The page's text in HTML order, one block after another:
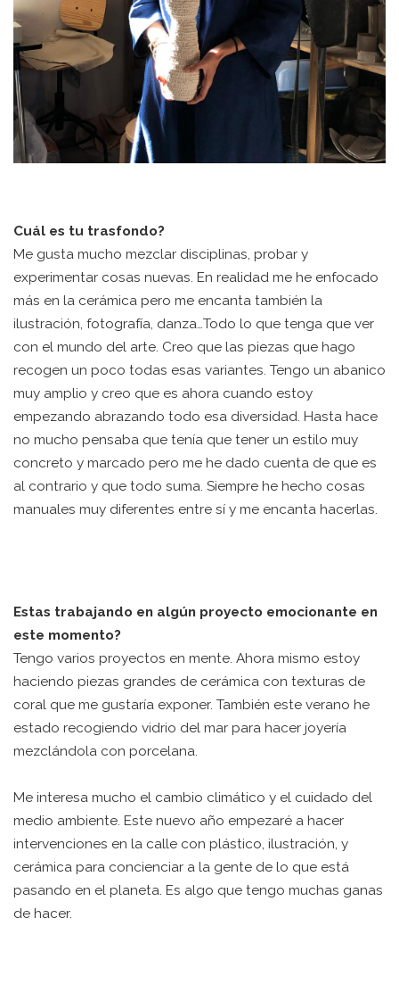
Cuál es tu trasfondo?
Me gusta mucho mezclar disciplinas, probar y
experimentar cosas nuevas. En realidad me he enfocado
más en la cerámica pero me encanta también la
ilustración, fotografía, danza…Todo lo que tenga que ver
con el mundo del arte. Creo que las piezas que hago
recogen un poco todas esas variantes. Tengo un abanico
muy amplio y creo que es ahora cuando estoy
empezando abrazando todo esa diversidad. Hasta hace
no mucho pensaba que tenía que tener un estilo muy
concreto y marcado pero me he dado cuenta de que es
al contrario y que todo suma. Siempre he hecho cosas
manuales muy diferentes entre sí y me encanta hacerlas.
Estas trabajando en algún proyecto emocionante en
este momento?
Tengo varios proyectos en mente. Ahora mismo estoy
haciendo piezas grandes de cerámica con texturas de
coral que me gustaría exponer. También este verano he
estado recogiendo vidrio del mar para hacer joyería
mezclándola con porcelana.
Me interesa mucho el cambio climático y el cuidado del
medio ambiente. Este nuevo año empezaré a hacer
intervenciones en la calle con plástico, ilustración, y
cerámica para concienciar a la gente de lo que está
pasando en el planeta. Es algo que tengo muchas ganas
de hacer.